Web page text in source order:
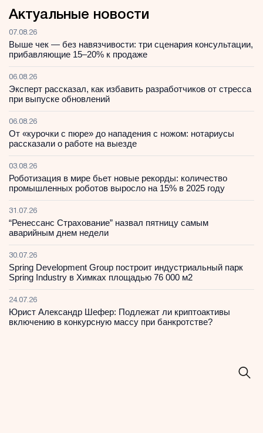
Актуальные новости
07.08.26
Выше чек — без навязчивости: три сценария консультации,
прибавляющие 15–20% к продаже
06.08.26
Эксперт рассказал, как избавить разработчиков от стресса
при выпуске обновлений
06.08.26
От «курочки с пюре» до нападения с ножом: нотариусы
рассказали о работе на выезде
03.08.26
Роботизация в мире бьет новые рекорды: количество
промышленных роботов выросло на 15% в 2025 году
31.07.26
“Ренессанс Страхование” назвал пятницу самым
аварийным днем недели
30.07.26
Spring Development Group построит индустриальный парк
Spring Industry в Химках площадью 76 000 м2
24.07.26
Юрист Александр Шефер: Подлежат ли криптоактивы
включению в конкурсную массу при банкротстве?